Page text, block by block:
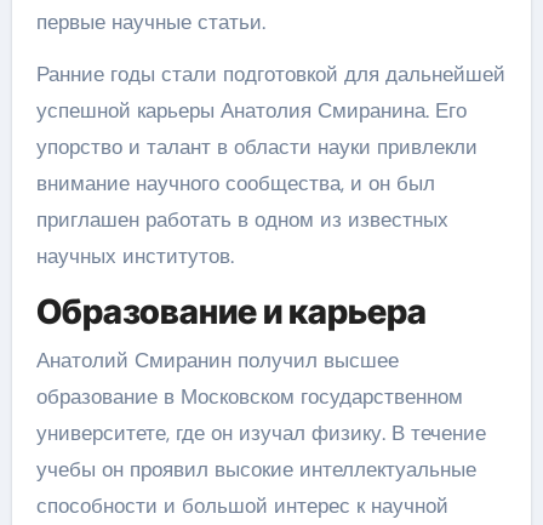
первые научные статьи.
Ранние годы стали подготовкой для дальнейшей
успешной карьеры Анатолия Смиранина. Его
упорство и талант в области науки привлекли
внимание научного сообщества, и он был
приглашен работать в одном из известных
научных институтов.
Образование и карьера
Анатолий Смиранин получил высшее
образование в Московском государственном
университете, где он изучал физику. В течение
учебы он проявил высокие интеллектуальные
способности и большой интерес к научной